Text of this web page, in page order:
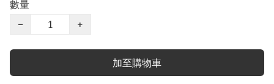
數量
−
+
加至購物車